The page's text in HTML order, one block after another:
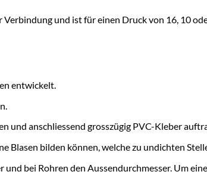
und ist für einen Druck von 16, 10
entwickelt.
und anschliessend grosszügig PVC-Kleber
Blasen bilden können, welche zu undichten
bei Rohren den Aussendurchmesser. Um